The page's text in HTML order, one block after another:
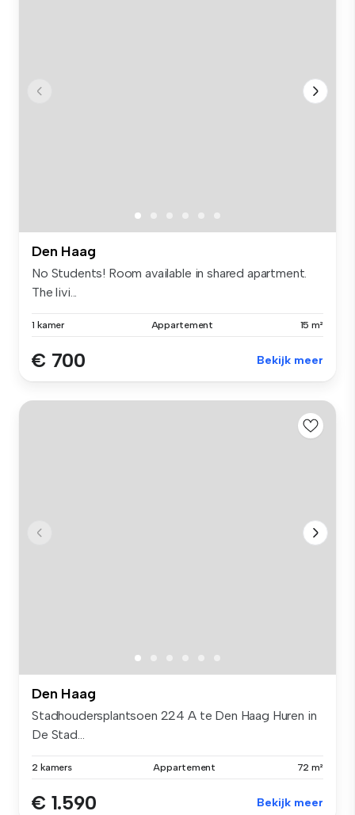
Den Haag
No Students! Room available in shared apartment.
The livi...
1 kamer Appartement 15 m²
€ 700 Bekijk meer
Den Haag
Stadhoudersplantsoen 224 A te Den Haag Huren in
De Stad...
2 kamers Appartement 72 m²
€ 1.590 Bekijk meer